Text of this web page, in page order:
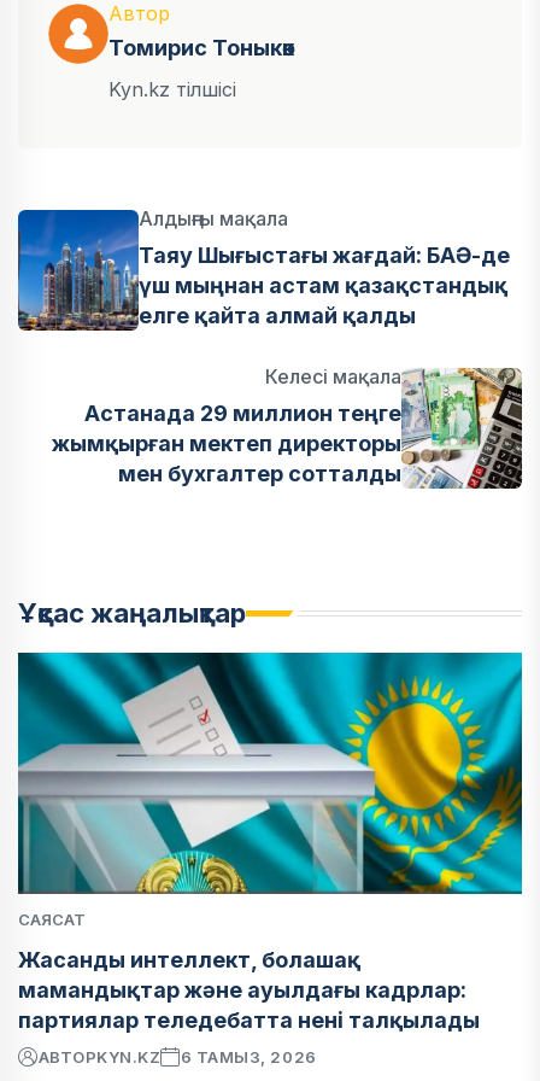
Автор
Томирис Тоныкөк
Kyn.kz тілшісі
Алдыңғы мақала
Таяу Шығыстағы жағдай: БАӘ-де
үш мыңнан астам қазақстандық
елге қайта алмай қалды
Келесі мақала
Астанада 29 миллион теңге
жымқырған мектеп директоры
мен бухгалтер сотталды
Ұқсас жаңалықтар
САЯСАТ
Жасанды интеллект, болашақ
мамандықтар және ауылдағы кадрлар:
партиялар теледебатта нені талқылады
АВТОРKYN.KZ 6 ТАМЫЗ, 2026